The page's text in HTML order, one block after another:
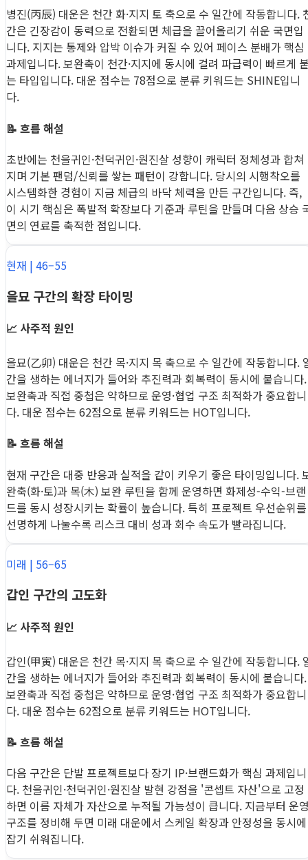
병진(丙辰) 대운은 천간 화·지지 토 축으로 수 일간에 작동합니다.
간은 긴장감이 동력으로 전환되면 체급을 끌어올리기 쉬운 국면입
니다. 지지는 통제와 압박 이슈가 커질 수 있어 페이스 분배가 핵심
과제입니다. 보완축이 천간·지지에 동시에 걸려 파급력이 빠르게
는 타입입니다. 대운 점수는 78점으로 분류 키워드는 SHINE입니
다.
📝 흐름 해설
초반에는 천을귀인·천덕귀인·원진살 성향이 캐릭터 정체성과 합쳐
지며 기본 팬덤/신뢰를 쌓는 패턴이 강합니다. 당시의 시행착오를
시스템화한 경험이 지금 체급의 바닥 체력을 만든 구간입니다. 즉,
이 시기 핵심은 폭발적 확장보다 기준과 루틴을 만들며 다음 상승
면의 연료를 축적한 점입니다.
현재 | 46–55
을묘 구간의 확장 타이밍
📈 사주적 원인
을묘(乙卯) 대운은 천간 목·지지 목 축으로 수 일간에 작동합니다.
간을 생하는 에너지가 들어와 추진력과 회복력이 동시에 붙습니다.
보완축과 직접 중첩은 약하므로 운영·협업 구조 최적화가 중요합니
다. 대운 점수는 62점으로 분류 키워드는 HOT입니다.
📝 흐름 해설
현재 구간은 대중 반응과 실적을 같이 키우기 좋은 타이밍입니다.
완축(화·토)과 목(木) 보완 루틴을 함께 운영하면 화제성-수익-브랜
드를 동시 성장시키는 확률이 높습니다. 특히 프로젝트 우선순위를
선명하게 나눌수록 리스크 대비 성과 회수 속도가 빨라집니다.
미래 | 56–65
갑인 구간의 고도화
📈 사주적 원인
갑인(甲寅) 대운은 천간 목·지지 목 축으로 수 일간에 작동합니다.
간을 생하는 에너지가 들어와 추진력과 회복력이 동시에 붙습니다.
보완축과 직접 중첩은 약하므로 운영·협업 구조 최적화가 중요합니
다. 대운 점수는 62점으로 분류 키워드는 HOT입니다.
📝 흐름 해설
다음 구간은 단발 프로젝트보다 장기 IP·브랜드화가 핵심 과제입니
다. 천을귀인·천덕귀인·원진살 발현 강점을 '콘셉트 자산'으로 고정
하면 이름 자체가 자산으로 누적될 가능성이 큽니다. 지금부터 운
구조를 정비해 두면 미래 대운에서 스케일 확장과 안정성을 동시에
잡기 쉬워집니다.